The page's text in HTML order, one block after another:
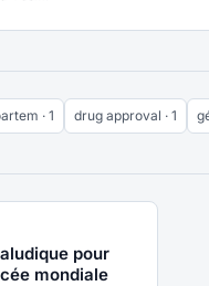
· 1 drug approval · 1
pour
mondiale